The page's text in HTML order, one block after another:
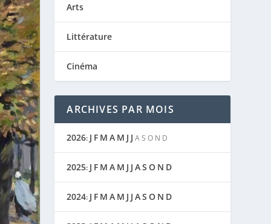
Arts
Littérature
Cinéma
ARCHIVES PAR MOIS
2026: J F M A M J J AS O N D
2025: J F M A M J J AS O N D
2024: J F M A M J J AS O N D